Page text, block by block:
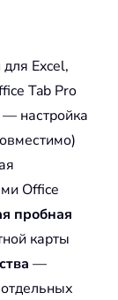
Excel,
Tab Pro
— настройка
Office
пробная
карты
—